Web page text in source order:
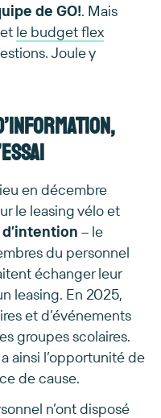
de GO!. Mais
le budget flex
Joule y
en décembre
le leasing vélo et
– le
du personnel
échanger leur
leasing. En 2025,
et d’événements
groupes scolaires.
ainsi l’opportunité de
de cause.
n’ont disposé